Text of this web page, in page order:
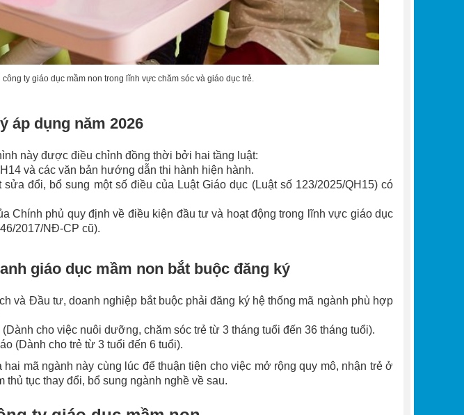
công ty giáo dục mầm non trong lĩnh vực chăm sóc và giáo dục trẻ.
áp dụng năm 2026
này được điều chỉnh đồng thời bởi hai tầng luật:
và các văn bản hướng dẫn thi hành hiện hành.
sửa đổi, bổ sung một số điều của Luật Giáo dục (Luật số 123/2025/QH15) có
Chính phủ quy định về điều kiện đầu tư và hoạt động trong lĩnh vực giáo dục
2017/NĐ-CP cũ).
giáo dục mầm non bắt buộc đăng ký
và Đầu tư, doanh nghiệp bắt buộc phải đăng ký hệ thống mã ngành phù hợp
cho việc nuôi dưỡng, chăm sóc trẻ từ 3 tháng tuổi đến 36 tháng tuổi).
(Dành cho trẻ từ 3 tuổi đến 6 tuổi).
mã ngành này cùng lúc để thuận tiện cho việc mở rộng quy mô, nhận trẻ ở
thủ tục thay đổi, bổ sung ngành nghề về sau.